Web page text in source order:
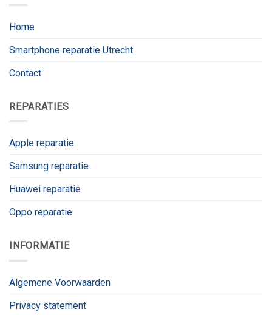
Home
Smartphone reparatie Utrecht
Contact
REPARATIES
Apple reparatie
Samsung reparatie
Huawei reparatie
Oppo reparatie
INFORMATIE
Algemene Voorwaarden
Privacy statement